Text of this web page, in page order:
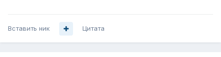
Вставить ник Цитата